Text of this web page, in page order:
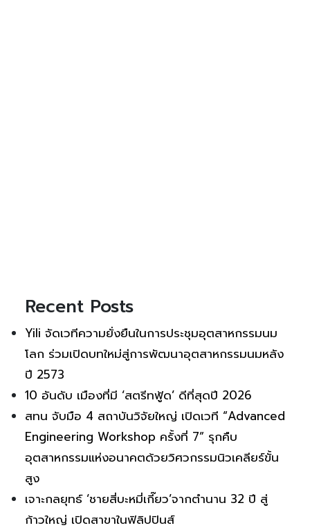
Recent Posts
Yili จัดเวทีความยั่งยืนในการประชุมอุตสาหกรรมนม
โลก ร่วมเปิดบทใหม่สู่การพัฒนาอุตสาหกรรมนมหลัง
ปี 2573
10 อันดับ เมืองที่มี ‘สตรีทฟู้ด’ ดีที่สุดปี 2026
สทน จับมือ 4 สถาบันวิจัยใหญ่ เปิดเวที “Advanced
Engineering Workshop ครั้งที่ 7” รุกคืบ
อุตสาหกรรมแห่งอนาคตด้วยวิศวกรรมนิวเคลียร์ขั้น
สูง
เจาะกลยุทธ์ ‘ชายสี่บะหมี่เกี๊ยว’จากตำนาน 32 ปี สู่
ก้าวใหญ่ เปิดสาขาในฟิลิปปินส์